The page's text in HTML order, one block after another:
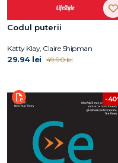
Codul puterii
Katty Klay, Claire Shipman
29.94 lei 49.90 lei
-